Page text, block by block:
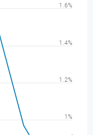
1%
1.2%
1.4%
1.6%